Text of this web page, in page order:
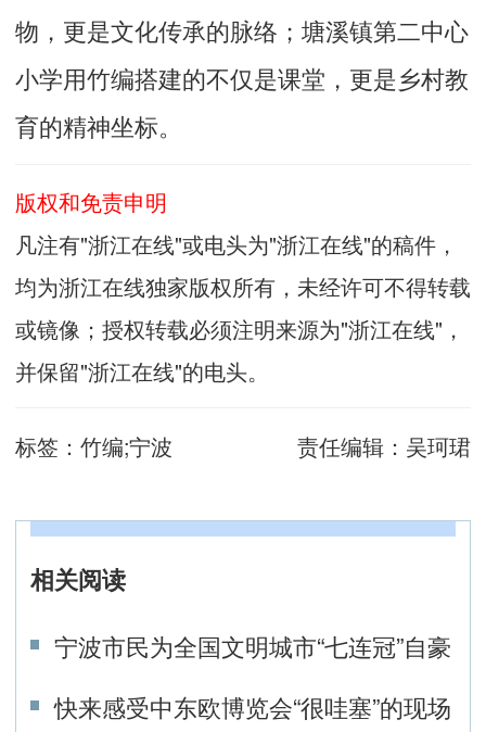
物，更是文化传承的脉络；塘溪镇第二中心
小学用竹编搭建的不仅是课堂，更是乡村教
育的精神坐标。
版权和免责申明
凡注有"浙江在线"或电头为"浙江在线"的稿件，
均为浙江在线独家版权所有，未经许可不得转载
或镜像；授权转载必须注明来源为"浙江在线"，
并保留"浙江在线"的电头。
标签： 竹编;宁波 责任编辑： 吴珂珺
相关阅读
宁波市民为全国文明城市“七连冠”自豪
快来感受中东欧博览会“很哇塞”的现场